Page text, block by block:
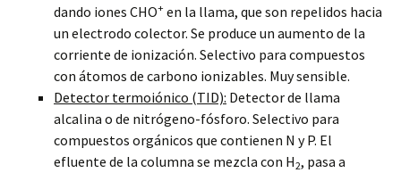
dando iones CHO+ en la llama, que son repelidos hacia
un electrodo colector. Se produce un aumento de la
corriente de ionización. Selectivo para compuestos
con átomos de carbono ionizables. Muy sensible.
Detector termoiónico (TID): Detector de llama
alcalina o de nitrógeno-fósforo. Selectivo para
compuestos orgánicos que contienen N y P. El
efluente de la columna se mezcla con H2, pasa a